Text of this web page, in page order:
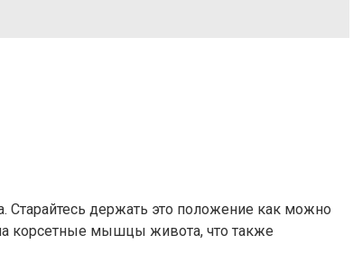
Старайтесь держать это положение как можно
корсетные мышцы живота, что также